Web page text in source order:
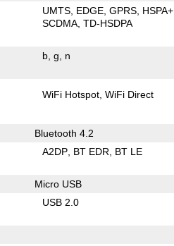
UMTS EDGE GPRS HSPA+
SCDMA TD-HSDPA
b g n
WiFi Hotspot WiFi Direct
Bluetooth 4.2
A2DP BT EDR BT LE
Micro USB
USB 2.0